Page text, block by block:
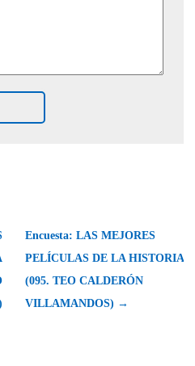
Encuesta: LAS MEJORES
PELÍCULAS DE LA HISTORIA
(095. TEO CALDERÓN
VILLAMANDOS) →